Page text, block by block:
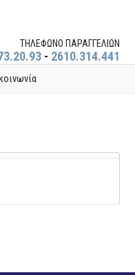
ΤΗΛΕΦΩΝΟ ΠΑΡΑΓΓΕΛΙΩΝ
- 2610.314.441